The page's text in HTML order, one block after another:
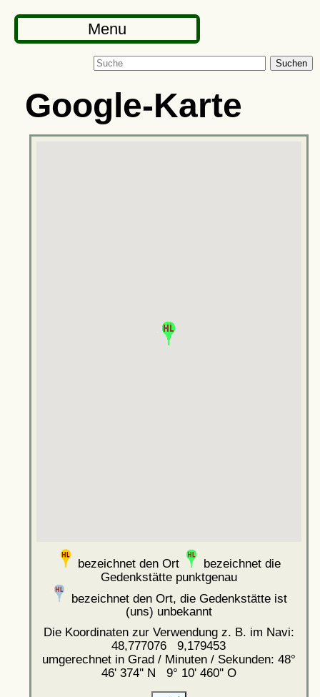
Menu
Suchen
Google-Karte
bezeichnet den Ort
bezeichnet die
Gedenkstätte punktgenau
bezeichnet den Ort, die Gedenkstätte ist
(uns) unbekannt
Die Koordinaten zur Verwendung z. B. im Navi:
48,777076 9,179453
umgerechnet in Grad / Minuten / Sekunden: 48°
46' 374'' N 9° 10' 460'' O